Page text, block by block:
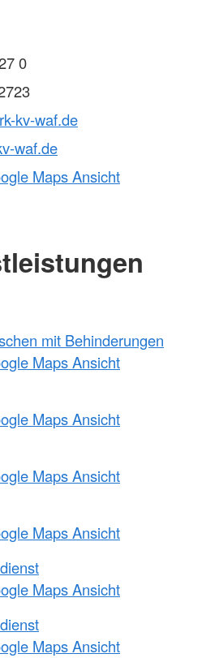
0
kv-waf.de
waf.de
Maps Ansicht
mit Behinderungen
Maps Ansicht
Maps Ansicht
Maps Ansicht
Maps Ansicht
Maps Ansicht
Maps Ansicht